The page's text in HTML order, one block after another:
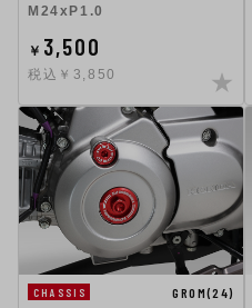
M24xP1.0
￥ 3,500
税込￥3,850
CHASSIS
GROM(24)